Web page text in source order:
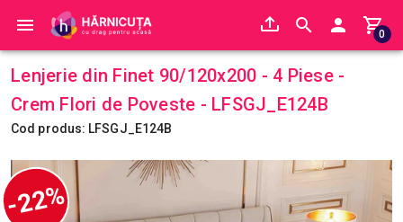
0
Lenjerie din Finet 90/120x200 - 4 Piese -
Crem Flori de Poveste - LFSGJ_E124B
Cod produs: LFSGJ_E124B
-22%